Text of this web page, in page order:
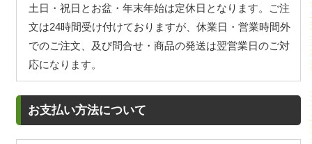
土日・祝日とお盆・年末年始は定休日となります。ご注
文は24時間受け付けておりますが、休業日・営業時間外
でのご注文、及び問合せ・商品の発送は翌営業日のご対
応になります。
お支払い方法について